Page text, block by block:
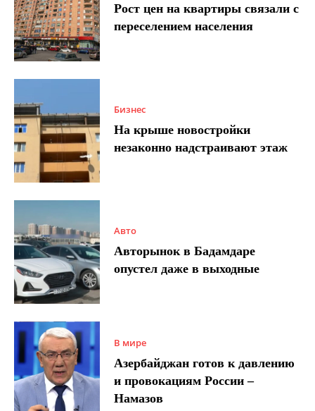
Рост цен на квартиры связали с
переселением населения
Бизнес
На крыше новостройки
незаконно надстраивают этаж
Авто
Авторынок в Бадамдаре
опустел даже в выходные
В мире
Азербайджан готов к давлению
и провокациям России –
Намазов